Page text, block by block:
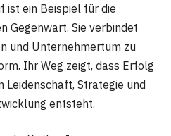
ist ein Beispiel für die
Gegenwart. Sie verbindet
und Unternehmertum zu
Ihr Weg zeigt, dass Erfolg
Leidenschaft, Strategie und
entsteht.